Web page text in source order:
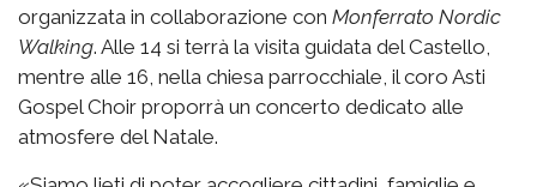
organizzata in collaborazione con Monferrato Nordic
Walking. Alle 14 si terrà la visita guidata del Castello,
mentre alle 16, nella chiesa parrocchiale, il coro Asti
Gospel Choir proporrà un concerto dedicato alle
atmosfere del Natale.